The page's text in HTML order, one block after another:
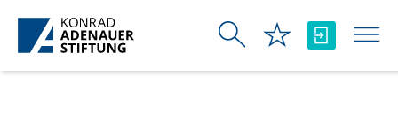
Skip to Main Content